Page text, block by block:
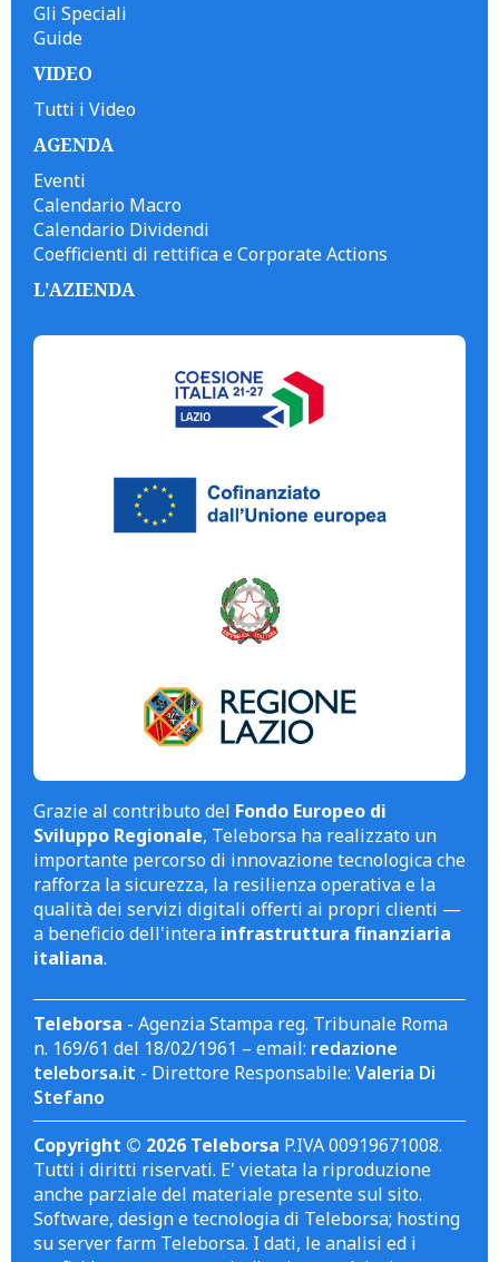
Gli Speciali
Guide
VIDEO
Tutti i Video
AGENDA
Eventi
Calendario Macro
Calendario Dividendi
Coefficienti di rettifica e Corporate Actions
L'AZIENDA
Grazie al contributo del Fondo Europeo di
Sviluppo Regionale, Teleborsa ha realizzato un
importante percorso di innovazione tecnologica che
rafforza la sicurezza, la resilienza operativa e la
qualità dei servizi digitali offerti ai propri clienti —
a beneficio dell'intera infrastruttura finanziaria
italiana.
Teleborsa - Agenzia Stampa reg. Tribunale Roma
n. 169/61 del 18/02/1961 – email: redazione
teleborsa.it - Direttore Responsabile: Valeria Di
Stefano
Copyright © 2026 Teleborsa P.IVA 00919671008.
Tutti i diritti riservati. E' vietata la riproduzione
anche parziale del materiale presente sul sito.
Software, design e tecnologia di Teleborsa; hosting
su server farm Teleborsa. I dati, le analisi ed i